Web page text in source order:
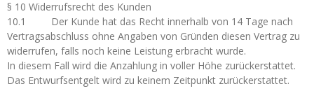
§ 10 Widerrufsrecht des Kunden
10.1 Der Kunde hat das Recht innerhalb von 14 Tage nach
Vertragsabschluss ohne Angaben von Gründen diesen Vertrag zu
widerrufen, falls noch keine Leistung erbracht wurde.
In diesem Fall wird die Anzahlung in voller Höhe zurückerstattet.
Das Entwurfsentgelt wird zu keinem Zeitpunkt zurückerstattet.